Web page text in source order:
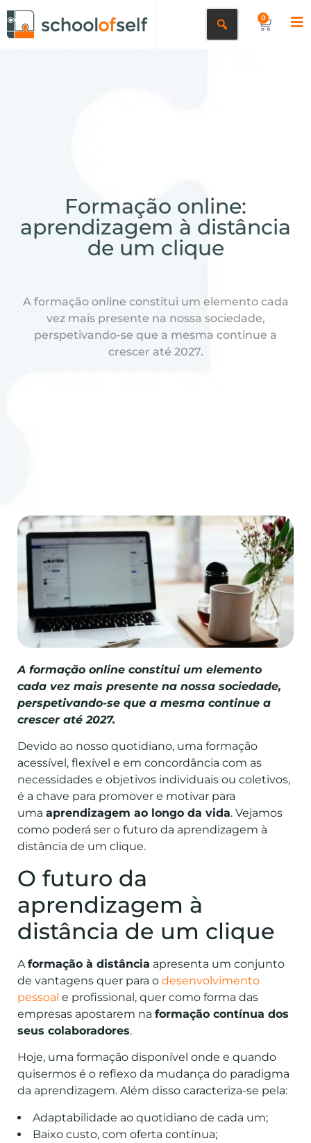
0
Formação online:
aprendizagem à distância
de um clique
A formação online constitui um elemento cada
vez mais presente na nossa sociedade,
perspetivando-se que a mesma continue a
crescer até 2027.
A formação online constitui um elemento
cada vez mais presente na nossa sociedade,
perspetivando-se que a mesma continue a
crescer até 2027.
Devido ao nosso quotidiano, uma formação
acessível, flexível e em concordância com as
necessidades e objetivos individuais ou coletivos,
é a chave para promover e motivar para
uma aprendizagem ao longo da vida. Vejamos
como poderá ser o futuro da aprendizagem à
distância de um clique.
O futuro da
aprendizagem à
distância de um clique
A formação à distância apresenta um conjunto
de vantagens quer para o desenvolvimento
pessoal e profissional, quer como forma das
empresas apostarem na formação contínua dos
seus colaboradores.
Hoje, uma formação disponível onde e quando
quisermos é o reflexo da mudança do paradigma
da aprendizagem. Além disso caracteriza-se pela:
Adaptabilidade ao quotidiano de cada um;
Baixo custo, com oferta contínua;